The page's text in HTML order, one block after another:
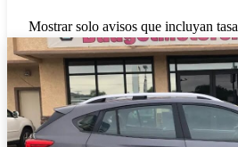
Mostrar solo avisos que incluyan